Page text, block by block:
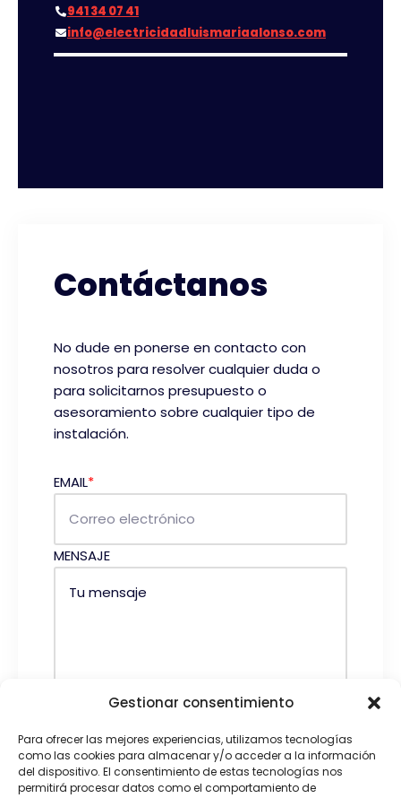
Gestionar consentimiento
Para ofrecer las mejores experiencias, utilizamos tecnologías
como las cookies para almacenar y/o acceder a la información
del dispositivo. El consentimiento de estas tecnologías nos
permitirá procesar datos como el comportamiento de
941 34 07 41
info@electricidadluismariaalonso.com
Contáctanos
No dude en ponerse en contacto con
nosotros para resolver cualquier duda o
para solicitarnos presupuesto o
asesoramiento sobre cualquier tipo de
instalación.
EMAIL*
MENSAJE
He leído y acepto lapolítica de
privacidad.